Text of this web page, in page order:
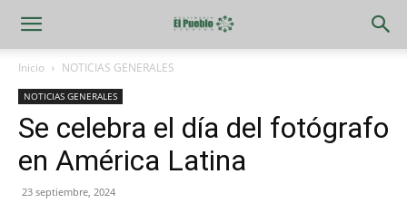
Inicio NOTICIAS GENERALES
NOTICIAS GENERALES
Se celebra el día del fotógrafo
en América Latina
23 septiembre, 2024